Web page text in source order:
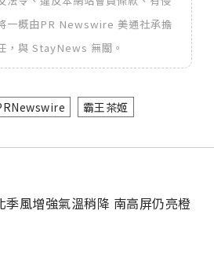
一概由PR Newswire 美通社承擔
，與 StayNews 無關。
霸王茶姬
風增強氣溫稍降 南高屏仍亮橙